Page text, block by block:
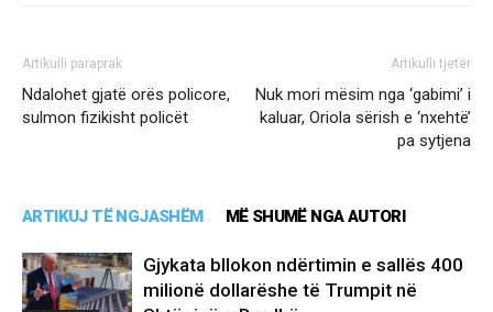
Artikulli paraprak
Ndalohet gjatë orës policore,
sulmon fizikisht policët
Artikulli tjetër
Nuk mori mësim nga ‘gabimi’ i
kaluar, Oriola sërish e ‘nxehtë’
pa sytjena
ARTIKUJ TË NGJASHËM MË SHUMË NGA AUTORI
Gjykata bllokon ndërtimin e sallës 400
milionë dollarëshe të Trumpit në